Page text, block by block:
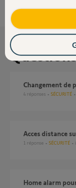
Changement
4 réponses SÉCURITÉ
Acces distance
1 réponse SÉCURITÉ
Home alarm